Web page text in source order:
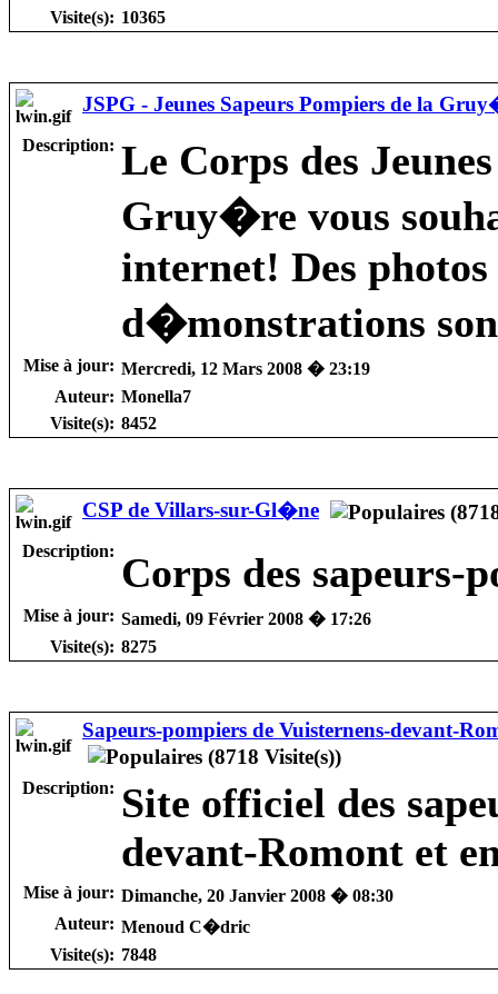
Visite(s): 10365
JSPG - Jeunes Sapeurs Pompiers de la
Description: Le Corps des
Gruy�re vous
internet! Des photos
d�monstrations
Mise à jour: Mercredi, 12 Mars 2008 � 23:19
Auteur: Monella7
Visite(s): 8452
CSP de Villars-sur-Gl�ne
Description: Corps des
Mise à jour: Samedi, 09 Février 2008 � 17:26
Visite(s): 8275
Sapeurs-pompiers de Vuisternens-devant-
Description: Site officiel des
devant-Romont et
Mise à jour: Dimanche, 20 Janvier 2008 � 08:30
Auteur: Menoud C�dric
Visite(s): 7848